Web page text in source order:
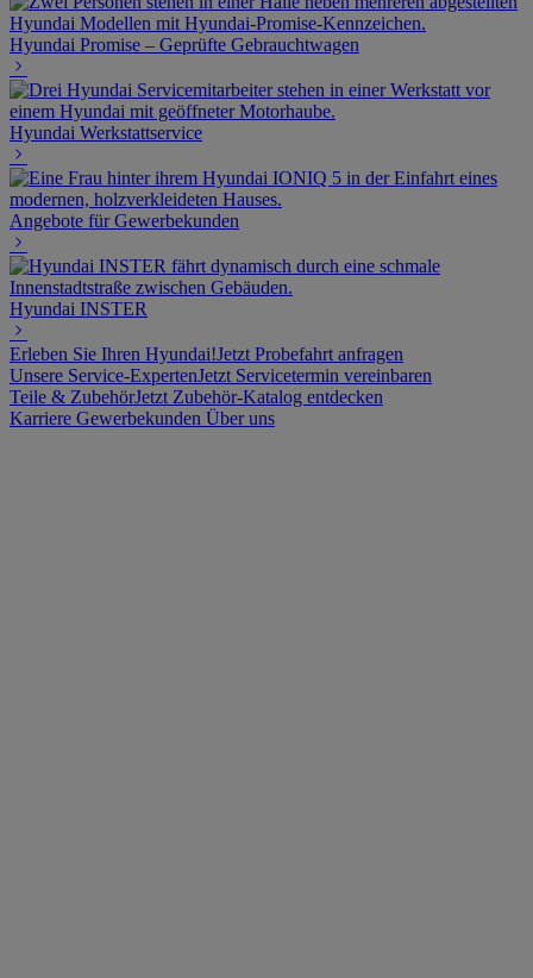
Hyundai Promise – Geprüfte Gebrauchtwagen
Hyundai Werkstattservice
Angebote für Gewerbekunden
Hyundai INSTER
Erleben Sie Ihren Hyundai!Jetzt Probefahrt anfragen
Unsere Service-ExpertenJetzt Servicetermin vereinbaren
Teile & ZubehörJetzt Zubehör-Katalog entdecken
Karriere Gewerbekunden Über uns